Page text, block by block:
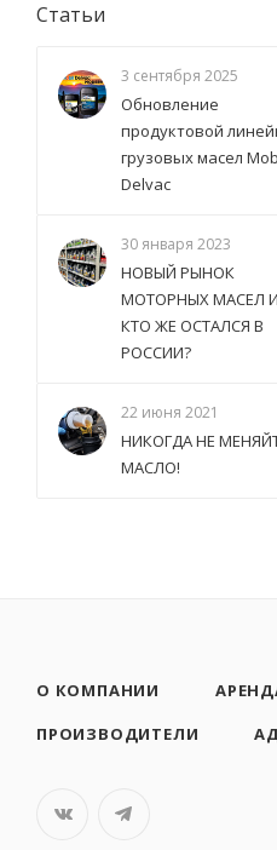
Статьи
3 сентября 2025
Обновление
продуктовой
грузовых масел
Delvac
30 января 2023
НОВЫЙ РЫНОК
МОТОРНЫХ МАСЕЛ
КТО ЖЕ ОСТАЛСЯ В
РОССИИ?
22 июня 2021
НИКОГДА НЕ
МАСЛО!
О КОМПАНИИ
ПРОИЗВОДИТЕЛИ